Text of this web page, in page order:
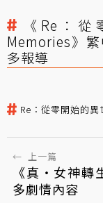
《Re：
Memories》
多報導
Re：從零開始的
← 上一篇
《真・女神
多劇情內容